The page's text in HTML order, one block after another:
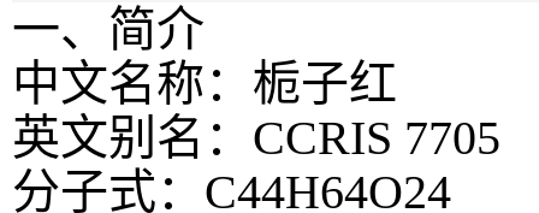
一、简介
中文名称：栀子红
英文别名：CCRIS 7705
分子式：C44H64O24